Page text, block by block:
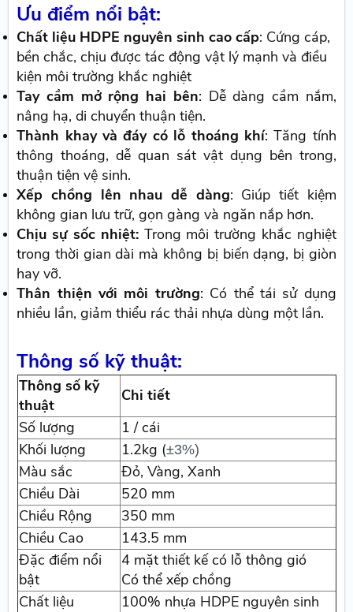
Ưu điểm nổi bật:
Chất liệu HDPE nguyên sinh cao cấp: Cứng cáp,
bền chắc, chịu được tác động vật lý mạnh và điều
kiện môi trường khắc nghiệt
Tay cầm mở rộng hai bên: Dễ dàng cầm nắm,
nâng hạ, di chuyển thuận tiện.
Thành khay và đáy có lỗ thoáng khí: Tăng tính
thông thoáng, dễ quan sát vật dụng bên trong,
thuận tiện vệ sinh.
Xếp chồng lên nhau dễ dàng: Giúp tiết kiệm
không gian lưu trữ, gọn gàng và ngăn nắp hơn.
Chịu sự sốc nhiệt: Trong môi trường khắc nghiệt
trong thời gian dài mà không bị biến dạng, bị giòn
hay vỡ.
Thân thiện với môi trường: Có thể tái sử dụng
nhiều lần, giảm thiểu rác thải nhựa dùng một lần.
​Thông số kỹ thuật:
Thông số kỹ
thuật
Chi tiết
Số lượng
1 / cái
Khối lượng
1.2kg (±3%)
Màu sắc
Đỏ, Vàng, Xanh
Chiều Dài
520 mm
Chiều Rộng
350 mm
Chiều Cao
143.5 mm
Đặc điểm nổi
bật
4 mặt thiết kế có lỗ thông gió
Có thể xếp chồng
Chất liệu
100% nhựa HDPE nguyên sinh